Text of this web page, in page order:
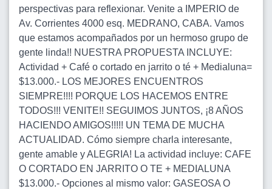
perspectivas para reflexionar. Venite a IMPERIO de
Av. Corrientes 4000 esq. MEDRANO, CABA. Vamos
que estamos acompañados por un hermoso grupo de
gente linda!! NUESTRA PROPUESTA INCLUYE:
Actividad + Café o cortado en jarrito o té + Medialuna=
$13.000.- LOS MEJORES ENCUENTROS
SIEMPRE!!!! PORQUE LOS HACEMOS ENTRE
TODOS!!! VENITE!! SEGUIMOS JUNTOS, ¡8 AÑOS
HACIENDO AMIGOS!!!!! UN TEMA DE MUCHA
ACTUALIDAD. Cómo siempre charla interesante,
gente amable y ALEGRIA! La actividad incluye: CAFE
O CORTADO EN JARRITO O TE + MEDIALUNA
$13.000.- Opciones al mismo valor: GASEOSA O